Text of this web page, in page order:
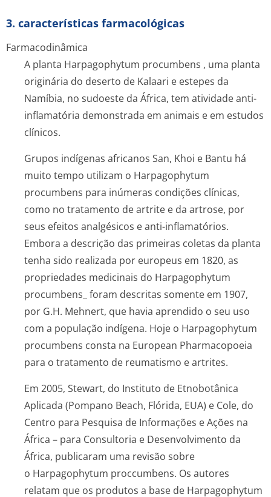
3. características farmacológicas
Farmacodinâmica
A planta Harpagophytum procumbens , uma planta
originária do deserto de Kalaari e estepes da
Namíbia, no sudoeste da África, tem atividade anti-
inflamatória demonstrada em animais e em estudos
clínicos.
Grupos indígenas africanos San, Khoi e Bantu há
muito tempo utilizam o Harpagophytum
procumbens para inúmeras condições clínicas,
como no tratamento de artrite e da artrose, por
seus efeitos analgésicos e anti-inflamatórios.
Embora a descrição das primeiras coletas da planta
tenha sido realizada por europeus em 1820, as
propriedades medicinais do Harpagophytum
procumbens_ foram descritas somente em 1907,
por G.H. Mehnert, que havia aprendido o seu uso
com a população indígena. Hoje o Harpagophytum
procumbens consta na European Pharmacopoeia
para o tratamento de reumatismo e artrites.
Em 2005, Stewart, do Instituto de Etnobotânica
Aplicada (Pompano Beach, Flórida, EUA) e Cole, do
Centro para Pesquisa de Informações e Ações na
África – para Consultoria e Desenvolvimento da
África, publicaram uma revisão sobre
o Harpagophytum proccumbens. Os autores
relatam que os produtos a base de Harpagophytum